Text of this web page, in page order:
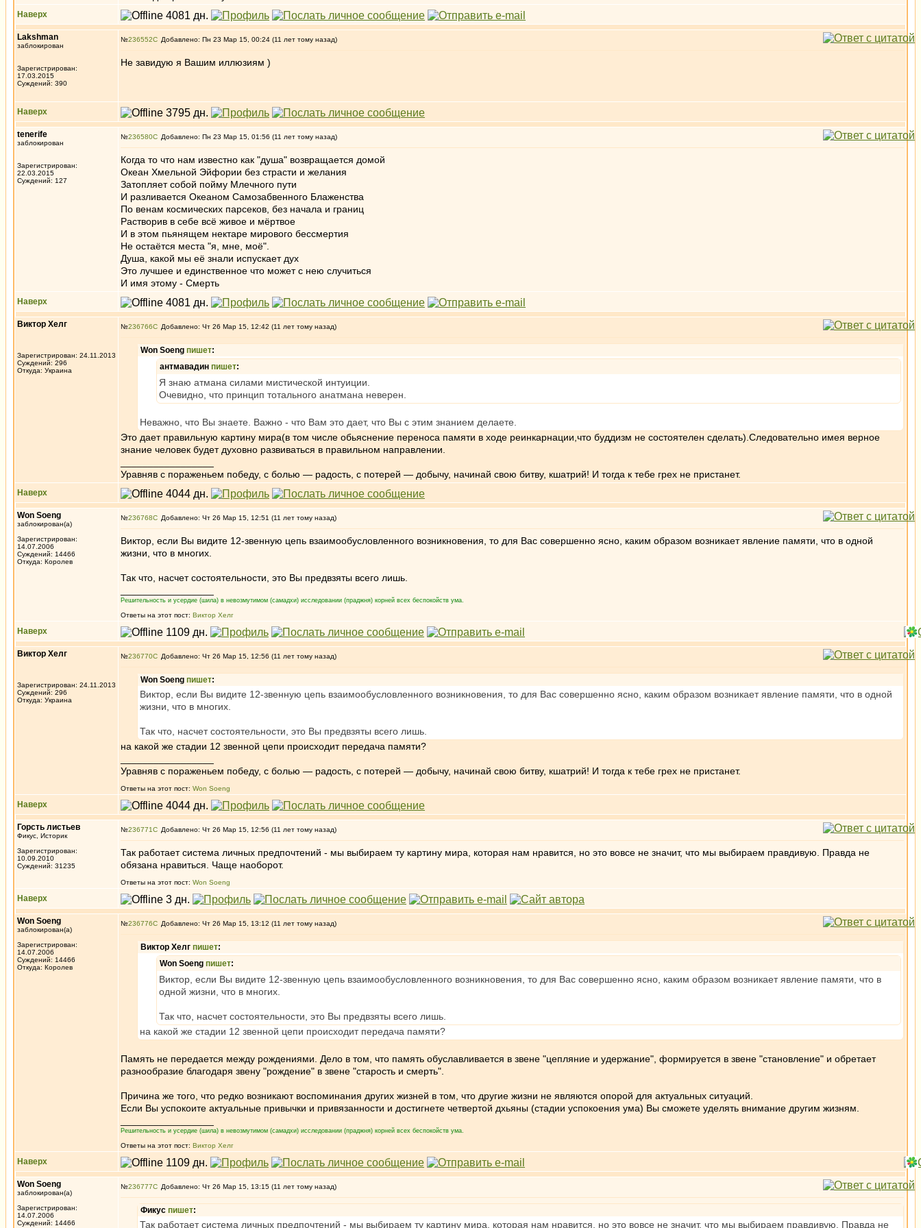
Наверх
Lakshman
заблокирован
Зарегистрирован:
17.03.2015
Суждений: 390
№236552 Добавлено: Пн 23 Мар 15, 00:24 (11 лет тому назад)
Не завидую я Вашим иллюзиям )
Наверх
tenerife
заблокирован
Зарегистрирован:
22.03.2015
Суждений: 127
№236580 Добавлено: Пн 23 Мар 15, 01:56 (11 лет тому назад)
Когда то что нам известно как "душа" возвращается домой
Океан Хмельной Эйфории без страсти и желания
Затопляет собой пойму Млечного пути
И разливается Океаном Самозабвенного Блаженства
По венам космических парсеков, без начала и границ
Растворив в себе всё живое и мёртвое
И в этом пьянящем нектаре мирового бессмертия
Не остаётся места "я, мне, моё".
Душа, какой мы её знали испускает дух
Это лучшее и единственное что может с нею случиться
И имя этому - Смерть
Наверх
Виктор Хелг
Зарегистрирован: 24.11.2013
Суждений: 296
Откуда: Украина
№236766 Добавлено: Чт 26 Мар 15, 12:42 (11 лет тому назад)
Won Soeng пишет:
антмавадин пишет:
Я знаю атмана силами мистической интуиции.
Очевидно, что принцип тотального анатмана неверен.
Неважно, что Вы знаете. Важно - что Вам это дает, что Вы с этим знанием делаете.
Это дает правильную картину мира(в том числе обьяснение переноса памяти в ходе реинкарнации,что буддизм не состоятелен сделать).Следовательно имея верное
знание человек будет духовно развиваться в правильном направлении.
Уравняв с пораженьем победу, с болью — радость, с потерей — добычу, начинай свою битву, кшатрий! И тогда к тебе грех не пристанет.
Наверх
Won Soeng
заблокирован(а)
Зарегистрирован:
14.07.2006
Суждений: 14466
Откуда: Королев
№236768 Добавлено: Чт 26 Мар 15, 12:51 (11 лет тому назад)
Виктор, если Вы видите 12-звенную цепь взаимообусловленного возникновения, то для Вас совершенно ясно, каким образом возникает явление памяти, что в одной
жизни, что в многих.
Так что, насчет состоятельности, это Вы предвзяты всего лишь.
Решительность и усердие (шила) в невозмутимом (самадхи) исследовании (праджня) корней всех беспокойств ума.
Ответы на этот пост: Виктор Хелг
Наверх
Виктор Хелг
Зарегистрирован: 24.11.2013
Суждений: 296
Откуда: Украина
№236770 Добавлено: Чт 26 Мар 15, 12:56 (11 лет тому назад)
Won Soeng пишет:
Виктор, если Вы видите 12-звенную цепь взаимообусловленного возникновения, то для Вас совершенно ясно, каким образом возникает явление памяти, что в одной
жизни, что в многих.
Так что, насчет состоятельности, это Вы предвзяты всего лишь.
на какой же стадии 12 звенной цепи происходит передача памяти?
Уравняв с пораженьем победу, с болью — радость, с потерей — добычу, начинай свою битву, кшатрий! И тогда к тебе грех не пристанет.
Ответы на этот пост: Won Soeng
Наверх
Горсть листьев
Фикус, Историк
Зарегистрирован:
10.09.2010
Суждений: 31235
№236771 Добавлено: Чт 26 Мар 15, 12:56 (11 лет тому назад)
Так работает система личных предпочтений - мы выбираем ту картину мира, которая нам нравится, но это вовсе не значит, что мы выбираем правдивую. Правда не
обязана нравиться. Чаще наоборот.
Ответы на этот пост: Won Soeng
Наверх
Won Soeng
заблокирован(а)
Зарегистрирован:
14.07.2006
Суждений: 14466
Откуда: Королев
№236776 Добавлено: Чт 26 Мар 15, 13:12 (11 лет тому назад)
Виктор Хелг пишет:
Won Soeng пишет:
Виктор, если Вы видите 12-звенную цепь взаимообусловленного возникновения, то для Вас совершенно ясно, каким образом возникает явление памяти, что в
одной жизни, что в многих.
Так что, насчет состоятельности, это Вы предвзяты всего лишь.
на какой же стадии 12 звенной цепи происходит передача памяти?
Память не передается между рождениями. Дело в том, что память обуславливается в звене "цепляние и удержание", формируется в звене "становление" и обретает
разнообразие благодаря звену "рождение" в звене "старость и смерть".
Причина же того, что редко возникают воспоминания других жизней в том, что другие жизни не являются опорой для актуальных ситуаций.
Если Вы успокоите актуальные привычки и привязанности и достигнете четвертой дхьяны (стадии успокоения ума) Вы сможете уделять внимание другим жизням.
Решительность и усердие (шила) в невозмутимом (самадхи) исследовании (праджня) корней всех беспокойств ума.
Ответы на этот пост: Виктор Хелг
Наверх
Won Soeng
заблокирован(а)
Зарегистрирован:
14.07.2006
Суждений: 14466
№236777 Добавлено: Чт 26 Мар 15, 13:15 (11 лет тому назад)
Фикус пишет:
Так работает система личных предпочтений - мы выбираем ту картину мира, которая нам нравится, но это вовсе не значит, что мы выбираем правдивую. Правда не